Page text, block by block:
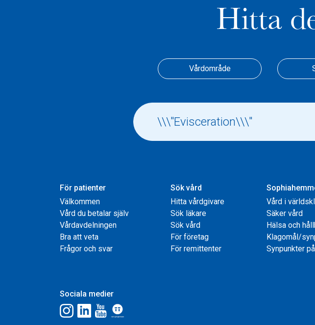
Hitta
Vårdområde
För patienter
Välkommen
Vård du betalar själv
Vårdavdelningen
Bra att veta
Frågor och svar
Sök vård
Hitta vårdgivare
Sök läkare
Sök vård
För företag
För remittenter
Vård i
Säker vård
Hälsa och
Klagomål/
Synpunkter
Sociala medier